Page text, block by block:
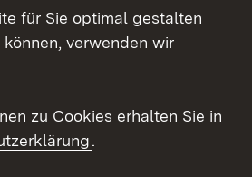
für Sie optimal gestalten
verwenden wir
zu Cookies erhalten Sie in
.